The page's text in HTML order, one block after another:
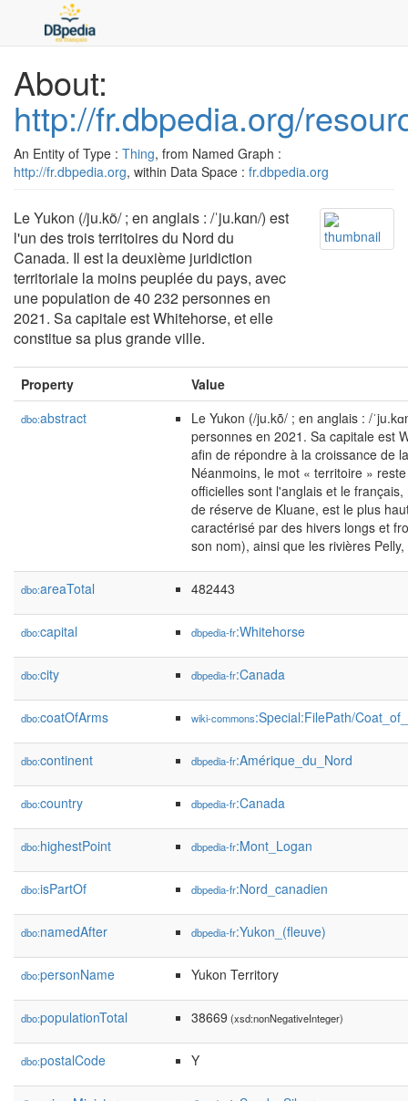
About:
http://fr.dbpedia.org/
An Entity of Type : Thing, from Named Graph :
http://fr.dbpedia.org, within Data Space : fr.dbpedia.org
Le Yukon (/ju.kõ/ ; en anglais : /ˈju.kɑn/) est
l'un des trois territoires du Nord du
Canada. Il est la deuxième juridiction
territoriale la moins peuplée du pays, avec
une population de 40 232 personnes en
2021. Sa capitale est Whitehorse, et elle
constitue sa plus grande ville.
Property Value
dbo:abstract
Le Yukon (/ju.kõ/ ; en anglais : /
personnes en 2021. Sa capitale est
afin de répondre à la croissance de
Néanmoins, le mot « territoire »
officielles sont l'anglais et le
de réserve de Kluane, est le plus
caractérisé par des hivers longs et
son nom), ainsi que les rivières
dbo:areaTotal 482443
dbo:capital dbpedia-fr:Whitehorse
dbo:city dbpedia-fr:Canada
dbo:coatOfArms wiki-commons:Special:FilePath/
dbo:continent dbpedia-fr:Amérique_du_Nord
dbo:country dbpedia-fr:Canada
dbo:highestPoint dbpedia-fr:Mont_Logan
dbo:isPartOf dbpedia-fr:Nord_canadien
dbo:namedAfter dbpedia-fr:Yukon_(fleuve)
dbo:personName Yukon Territory
dbo:populationTotal 38669 (xsd:nonNegativeInteger)
dbo:postalCode Y